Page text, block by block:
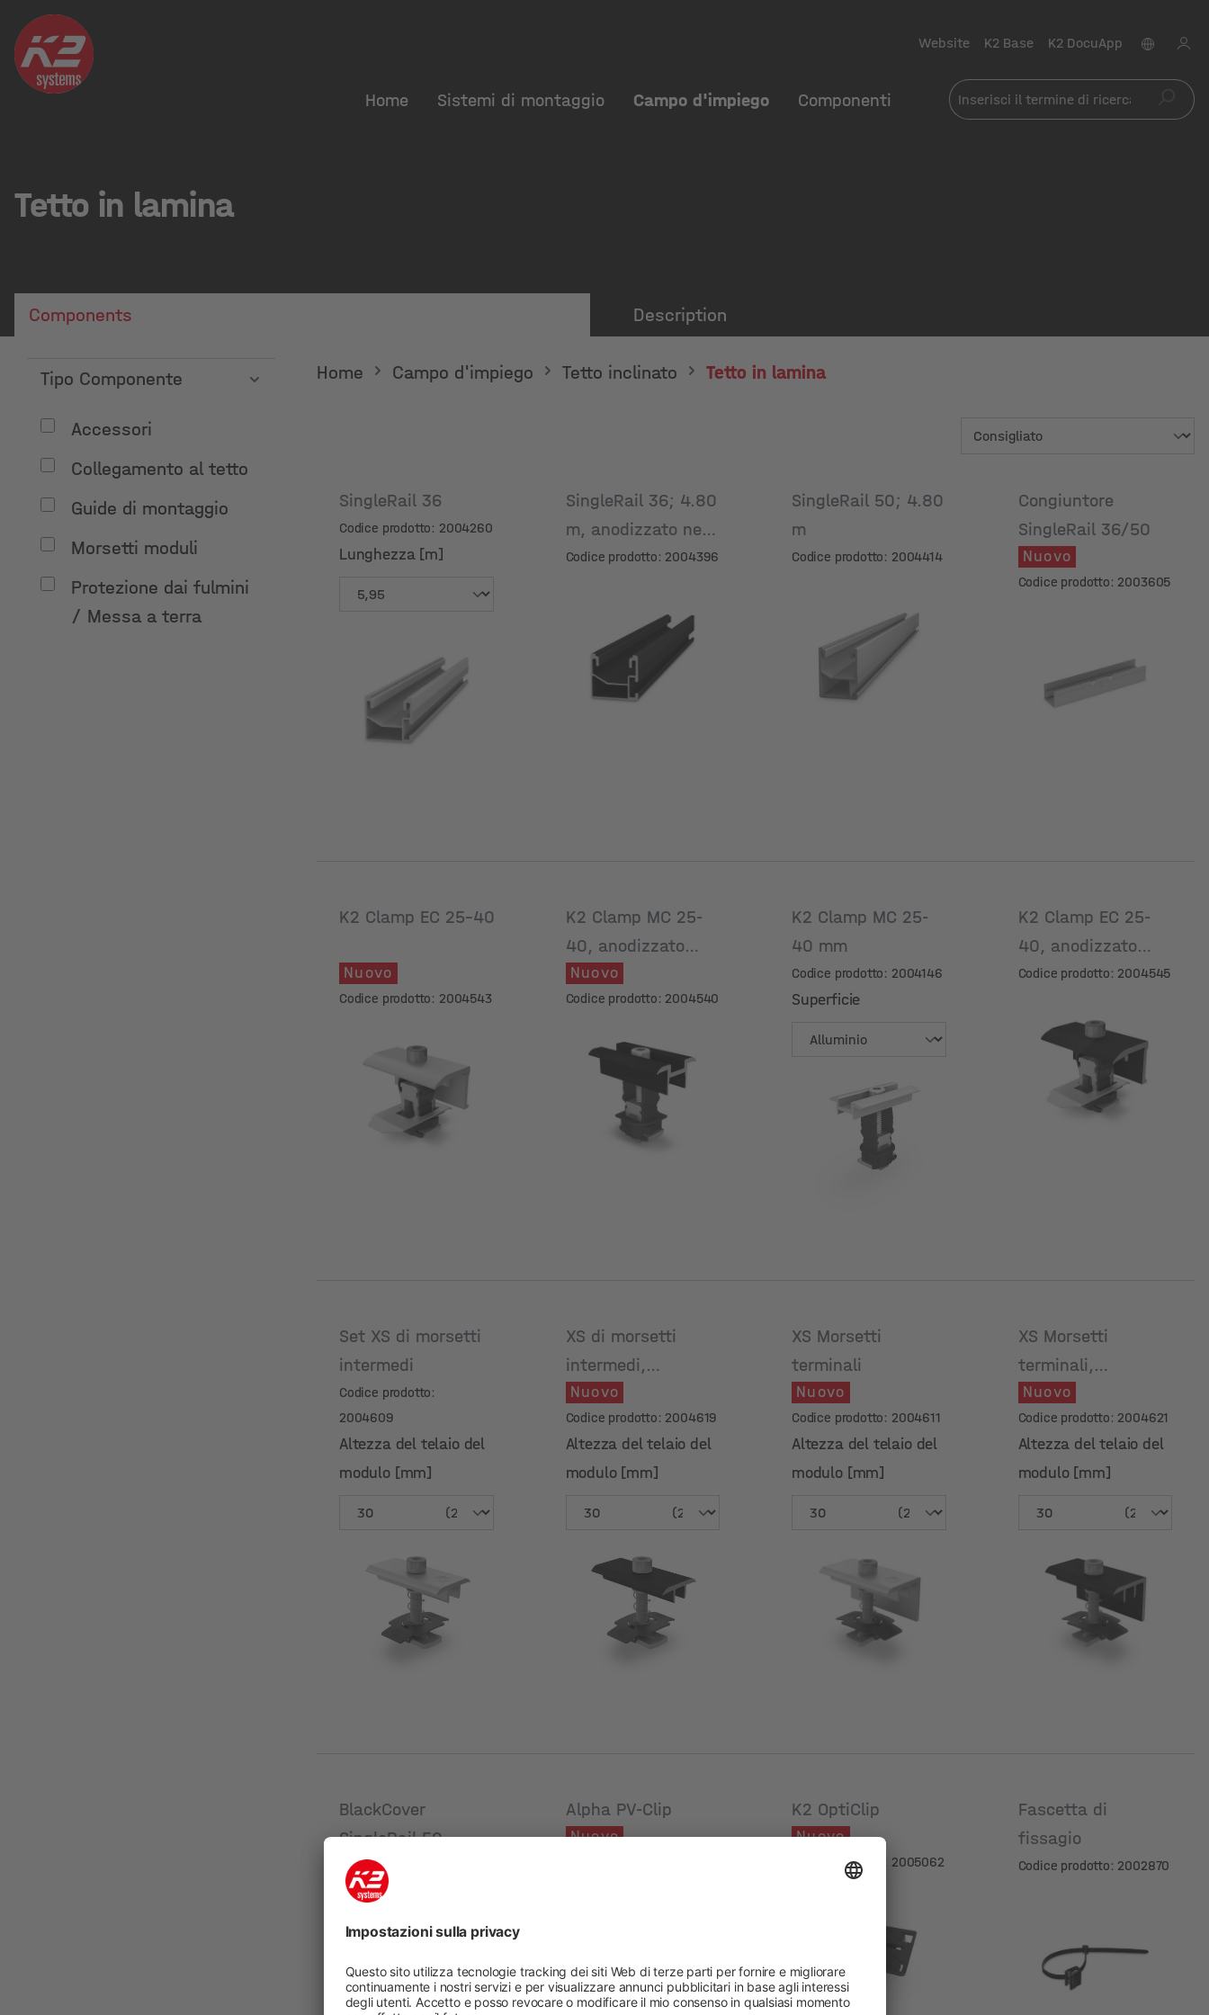
Website K2 Base K2 DocuApp
Home Sistemi di montaggio Campo d'impiego Componenti
Tetto in lamina
Components Description
Tipo Componente
Accessori
Collegamento al tetto
Guide di montaggio
Morsetti moduli
Protezione dai fulmini
/ Messa a terra
Home Campo d'impiego Tetto inclinato Tetto in lamina
SingleRail 36
Codice prodotto: 2004260
Lunghezza [m]
Lunghezza [m]
SingleRail 36; 4.80
m, anodizzato nero
Codice prodotto: 2004396
SingleRail 50; 4.80
m
Codice prodotto: 2004414
Congiuntore
SingleRail 36/50
Nuovo
Codice prodotto: 2003605
K2 Clamp EC 25-40
Nuovo
Codice prodotto: 2004543
K2 Clamp MC 25-
40, anodizzato
nero
Nuovo
Codice prodotto: 2004540
K2 Clamp MC 25-
40 mm
Codice prodotto: 2004146
Superficie
K2 Clamp EC 25-
40, anodizzato
nero
Codice prodotto: 2004545
Set XS di morsetti
intermedi
Codice prodotto:
2004609
Altezza del telaio del
modulo [mm]
Altezza del telaio del
modulo [mm]
XS di morsetti
intermedi,
anodizzato nero
Nuovo
Codice prodotto: 2004619
Altezza del telaio del
modulo [mm]
Altezza del telaio del
modulo [mm]
XS Morsetti
terminali
Nuovo
Codice prodotto: 2004611
Altezza del telaio del
modulo [mm]
Altezza del telaio del
modulo [mm]
XS Morsetti
terminali,
anodizzato nero
Nuovo
Codice prodotto: 2004621
Altezza del telaio del
modulo [mm]
Altezza del telaio del
modulo [mm]
BlackCover
SingleRail 50
Nuovo
Codice prodotto: 2002907
Alpha PV-Clip
Nuovo
K2 OptiClip
Nuovo
Codice prodotto: 2005062
Fascetta di
fissagio
Codice prodotto: 2002870